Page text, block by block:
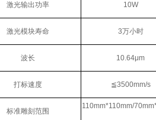
激光输出功率 10W
激光模块寿命 3万小时
波长 10.64μm
打标速度 ≦3500mm/s
标准雕刻范围
110mm*110mm/